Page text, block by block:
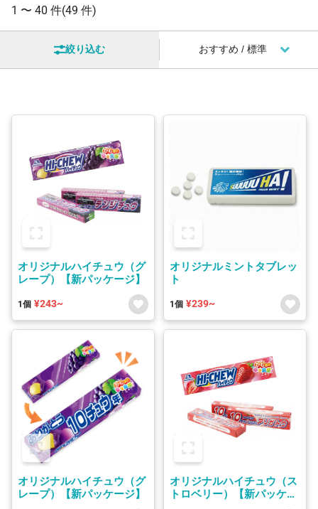
1 〜 40 件(49 件)
絞り込む
オリジナルハイチュウ（グ
レープ）【新パッケージ】
1個 ¥243~
オリジナルミントタブレッ
ト
1個 ¥239~
オリジナルハイチュウ（グ
レープ）【新パッケージ】
オリジナルハイチュウ（ス
トロベリー）【新パッケー